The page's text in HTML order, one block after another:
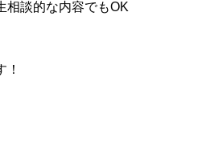
相談的な内容でもOK
！